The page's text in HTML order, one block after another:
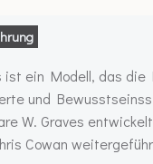
ist ein Modell, das die
und
W. Graves
Cowan